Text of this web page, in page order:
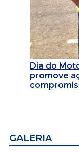
Dia do
promove
GALERIA